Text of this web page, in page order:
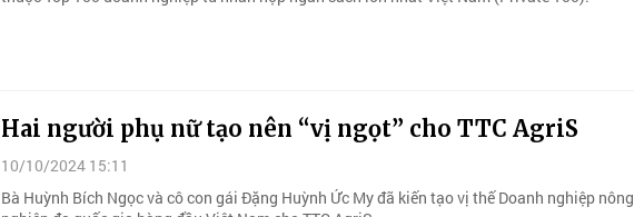
Hai người phụ nữ tạo nên “vị ngọt” cho TTC AgriS
10/10/2024 15:11
Bà Huỳnh Bích Ngọc và cô con gái Đặng Huỳnh Ức My đã kiến tạo vị thế Doanh nghiệp nông